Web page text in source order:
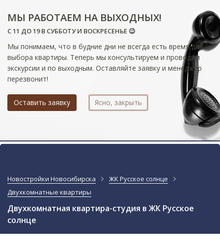
МЫ РАБОТАЕМ НА ВЫХОДНЫХ!
С 11 ДО 19 В СУББОТУ И ВОСКРЕСЕНЬЕ 😉
Мы понимаем, что в будние дни не всегда есть время для
выбора квартиры. Теперь мы консультируем и проводим
экскурсии и по выходным. Оставляйте заявку и менеджер
перезвонит!
Оставить заявку Ясно, закрыть
Новостройки Новосибирска
ЖК Русское солнце
Двухкомнатные квартиры
Двухкомнатная квартира-студия в ЖК Русское
солнце